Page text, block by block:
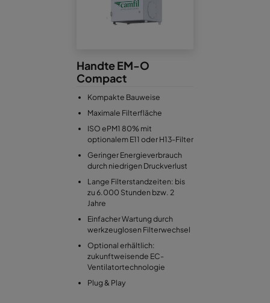
Handte EM-O
Compact
Kompakte Bauweise
Maximale Filterfläche
ISO ePM1 80% mit
optionalem E11 oder H13-Filter
Geringer Energieverbrauch
durch niedrigen Druckverlust
Lange Filterstandzeiten: bis
zu 6.000 Stunden bzw. 2
Jahre
Einfacher Wartung durch
werkzeuglosen Filterwechsel
Optional erhältlich:
zukunftweisende EC-
Ventilatortechnologie
Plug & Play